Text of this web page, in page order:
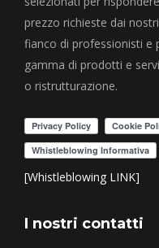
prezzo richieste dai
fianco di professionisti e
gamma di prodotti e
o ristrutturazione.
[Whistleblowing LINK]
I nostri contatti